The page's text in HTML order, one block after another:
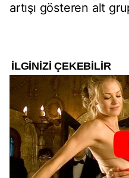
artışı gösteren alt